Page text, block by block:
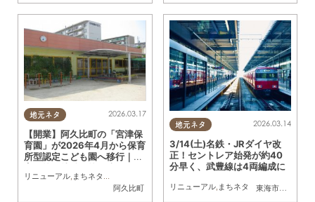
地元ネタ
阿久比町
2026.03.17
【開業】阿久比町の「宮津保
育園」が2026年4月から保育
所型認定こども園へ移行｜保
リニューアル, まちネタ ,学校
地元ネタ
東海市
,大府市
2026.03.14
3/14(土)名鉄・JRダイヤ改
正！セントレア始発が約40
分早く、武豊線は4両編成に
リニューアル, まちネタ